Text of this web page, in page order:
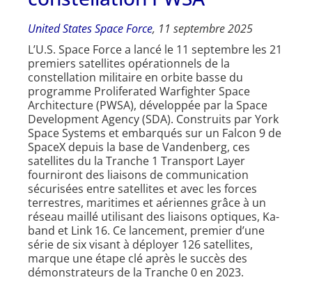
United States Space Force, 11 septembre2025
L’U.S. Space Force a lancé le 11 septembre les 21
premiers satellites opérationnels de la
constellation militaire en orbite basse du
programme Proliferated Warfighter Space
Architecture (PWSA), développée par la Space
Development Agency (SDA). Construits par York
Space Systems et embarqués sur un Falcon 9 de
SpaceX depuis la base de Vandenberg, ces
satellites du la Tranche 1 Transport Layer
fourniront des liaisons de communication
sécurisées entre satellites et avec les forces
terrestres, maritimes et aériennes grâce à un
réseau maillé utilisant des liaisons optiques, Ka-
band et Link 16. Ce lancement, premier d’une
série de six visant à déployer 126 satellites,
marque une étape clé après le succès des
démonstrateurs de la Tranche 0 en 2023.